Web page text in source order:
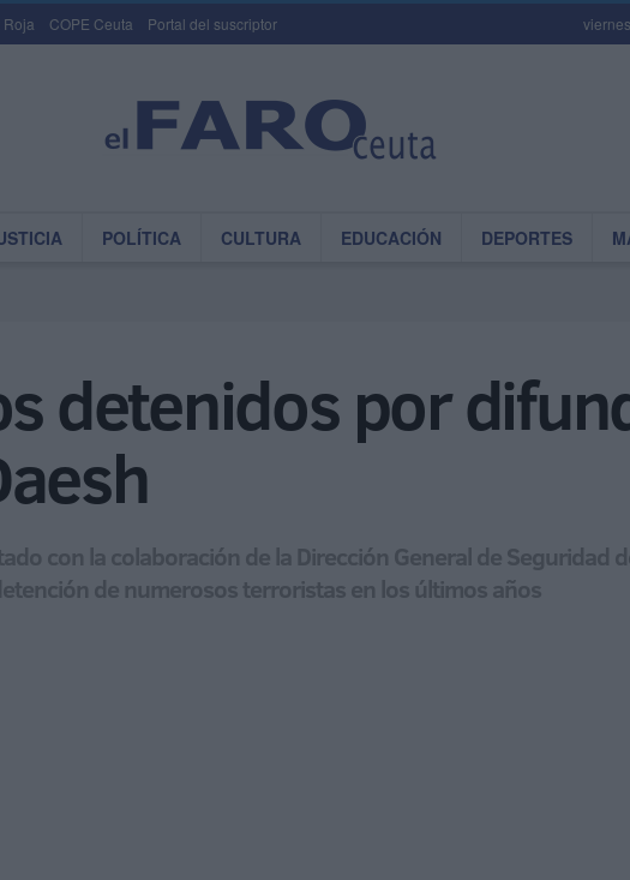
Roja COPE Ceuta Portal del suscriptor
POLÍTICA CULTURA EDUCACIÓN DEPORTES
detenidos por
con la colaboración de la Dirección General de Seguridad
de numerosos terroristas en los últimos años